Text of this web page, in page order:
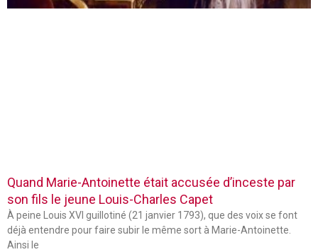
Quand Marie-Antoinette était accusée d’inceste par
son fils le jeune Louis-Charles Capet
À peine Louis XVI guillotiné (21 janvier 1793), que des voix se font
déjà entendre pour faire subir le même sort à Marie-Antoinette.
Ainsi le